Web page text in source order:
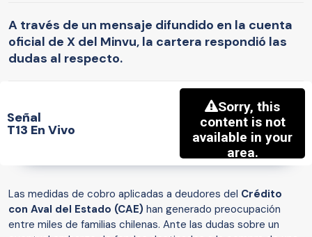
A través de un mensaje difundido en la cuenta
oficial de X del Minvu, la cartera respondió las
dudas al respecto.
Señal
T13 En Vivo
Las medidas de cobro aplicadas a deudores del Crédito
con Aval del Estado (CAE) han generado preocupación
entre miles de familias chilenas. Ante las dudas sobre un